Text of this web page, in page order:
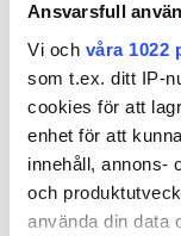
Ansvarsfull
Vi och våra 1022
som t.ex. ditt IP-
cookies för att
enhet för att
innehåll, annons-
och
använda din data
Har du